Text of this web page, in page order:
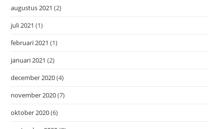
augustus 2021 (2)
juli 2021 (1)
februari 2021 (1)
januari 2021 (2)
december 2020(4)
november 2020(7)
oktober 2020(6)